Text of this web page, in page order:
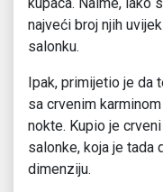
kupaca. Naime, iako
najveći broj njih
salonku.
Ipak, primijetio je da
sa crvenim
nokte. Kupio je
salonke, koja je tada
dimenziju.